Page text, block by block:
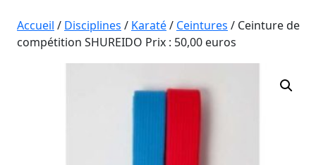
Accueil / Disciplines / Karaté/ Ceintures / Ceinture de
compétition SHUREIDO Prix : 50,00 euros